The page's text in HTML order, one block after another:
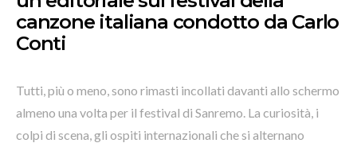
canzone italiana condotto da Carlo
Conti
Tutti, più o meno, sono rimasti incollati davanti allo schermo
almeno una volta per il festival di Sanremo. La curiosità, i
colpi di scena, gli ospiti internazionali che si alternano